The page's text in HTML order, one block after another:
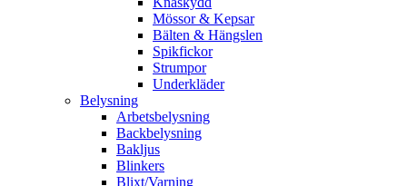
Mössor & Kepsar
Bälten & Hängslen
Spikfickor
Strumpor
Underkläder
Belysning
Arbetsbelysning
Backbelysning
Bakljus
Blinkers
Blixt/Varning